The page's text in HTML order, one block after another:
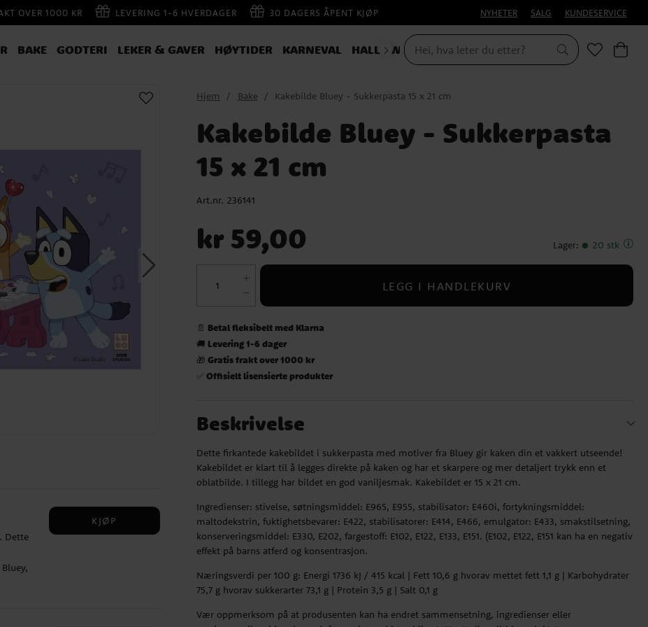
OVER 1000 KR LEVERING 1-6 HVERDAGER 30 DAGERS ÅPENT KJØP NYHETER SALG KUNDESERVICE
BAKE GODTERI LEKER & GAVER HØYTIDER KARNEVAL HALLOWEEN
Dette
KJØP
Hjem Bake Kakebilde Bluey - Sukkerpasta 15 x 21 cm
Kakebilde Bluey - Sukkerpasta
15 x 21 cm
Art.nr. 236141
kr 59,00 Lager: 20 stk
LEGG I HANDLEKURV
📄 Betal fleksibelt med Klarna
🚚 Levering 1-6 dager
🎁Gratis frakt over 1000 kr
✅Offisielt lisensierte produkter
Beskrivelse
Dette firkantede kakebildet i sukkerpasta med motiver fra Bluey gir kaken din et vakkert utseende!
Kakebildet er klart til å legges direkte på kaken og har et skarpere og mer detaljert trykk enn et
oblatbilde. I tillegg har bildet en god vaniljesmak. Kakebildet er 15 x 21 cm.
Ingredienser: stivelse, søtningsmiddel: E965, E955, stabilisator: E460i, fortykningsmiddel:
maltodekstrin, fuktighetsbevarer: E422, stabilisatorer: E414, E466, emulgator: E433, smakstilsetning,
konserveringsmiddel: E330, E202, fargestoff: E102, E122, E133, E151. (E102, E122, E151 kan ha en negativ
effekt på barns atferd og konsentrasjon.
Næringsverdi per 100 g: Energi 1736 kJ / 415 kcal | Fett 10,6 g hvorav mettet fett 1,1 g | Karbohydrater
75,7 g hvorav sukkerarter 73,1 g | Protein 3,5 g | Salt 0,1 g
Vær oppmerksom på at produsenten kan ha endret sammensetning, ingredienser eller